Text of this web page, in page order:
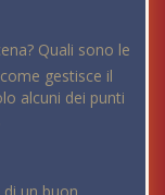
Quali sono le
gestisce il
alcuni dei punti
un buon